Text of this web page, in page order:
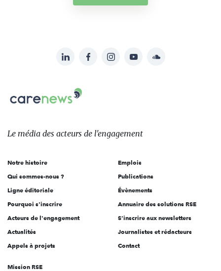
sur:
LinkedInFacebookInstagramYouTubeSoundcloud
Le
des
l'engagement
Le média des acteurs de l'engagement
Notre histoire
Qui sommes-nous ?
Ligne éditoriale
Pourquoi s'inscrire
Acteurs de l'engagement
Actualités
Appels à projets
Emplois
Publications
Évènements
Annuaire des solutions RSE
S'inscrire aux newsletters
Journalistes et rédacteurs
Contact
Mission RSE